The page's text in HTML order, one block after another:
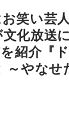
生放送を行い、
おきのライオ
ズトークはも
用意。
『文芸あねも
と田中敦子、
文芸あねもね
もねR」での
ってきたプロ
理解してもら
ローズが出演
課題解決に
ビジョン者の
笑い芸
化放送
紹介『
～やなせ